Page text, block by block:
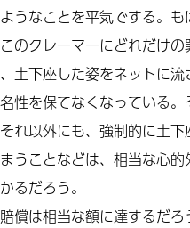
うなことを平気でする。
のクレーマーにどれだけ
土下座した姿をネットに
性を保てなくなっている
れ以外にも、強制的に土
うことなどは、相当な心
るだろう。
償は相当な額に達するだ